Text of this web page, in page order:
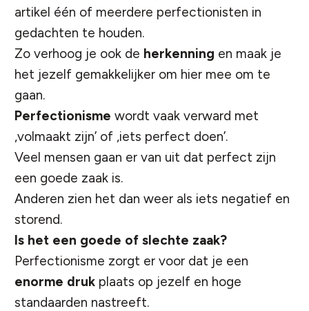
artikel één of meerdere perfectionisten in
gedachten te houden.
Zo verhoog je ook de herkenning en maak je
het jezelf gemakkelijker om hier mee om te
gaan.
Perfectionisme wordt vaak verward met
‚volmaakt zijn’ of ‚iets perfect doen’.
Veel mensen gaan er van uit dat perfect zijn
een goede zaak is.
Anderen zien het dan weer als iets negatief en
storend.
Is het een goede of slechte zaak?
Perfectionisme zorgt er voor dat je een
enorme druk plaats op jezelf en hoge
standaarden nastreeft.